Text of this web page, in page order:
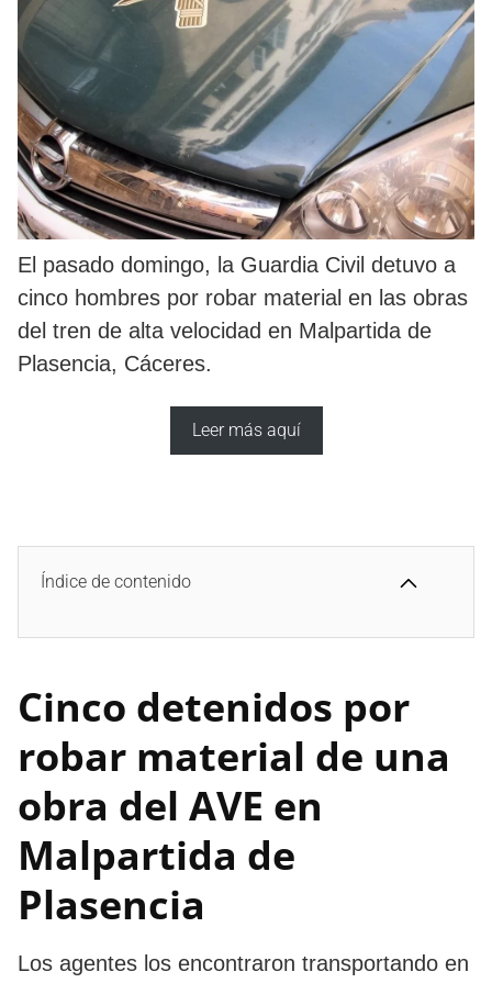
El pasado domingo, la Guardia Civil detuvo a
cinco hombres por robar material en las obras
del tren de alta velocidad en Malpartida de
Plasencia, Cáceres.
Leer más aquí
Índice de contenido
Cinco detenidos por
robar material de una
obra del AVE en
Malpartida de
Plasencia
Los agentes los encontraron transportando en